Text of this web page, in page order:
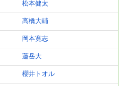
松本健太
高橋大輔
岡本寛志
蓮岳大
櫻井トオル